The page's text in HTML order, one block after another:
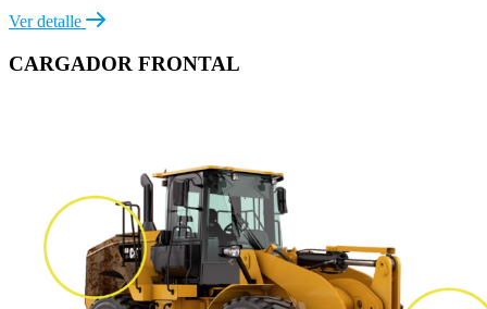
Ver detalle
CARGADOR FRONTAL